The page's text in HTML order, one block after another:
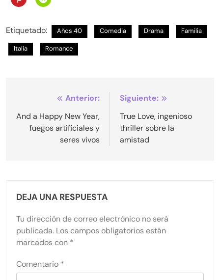
Etiquetado: Años 40 Comedia Drama Familia
Italia Romance
Navegación
de
entradas
Anterior:
And a Happy New Year,
fuegos artificiales y
seres vivos
Siguiente:
True Love, ingenioso
thriller sobre la
amistad
DEJA UNA RESPUESTA
Tu dirección de correo electrónico no será
publicada. Los campos obligatorios están
marcados con *
Comentario *